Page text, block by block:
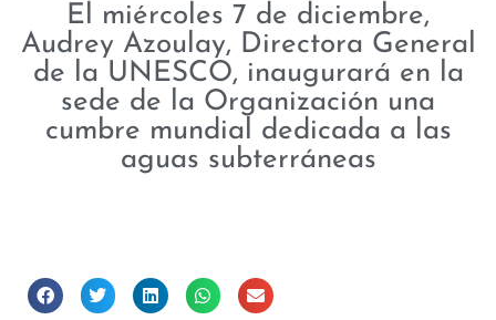
El miércoles 7 de diciembre,
Audrey Azoulay, Directora General
de la UNESCO, inaugurará en la
sede de la Organización una
cumbre mundial dedicada a las
aguas subterráneas